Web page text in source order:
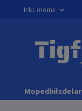
Inkl. moms
Mopedbilsdelar